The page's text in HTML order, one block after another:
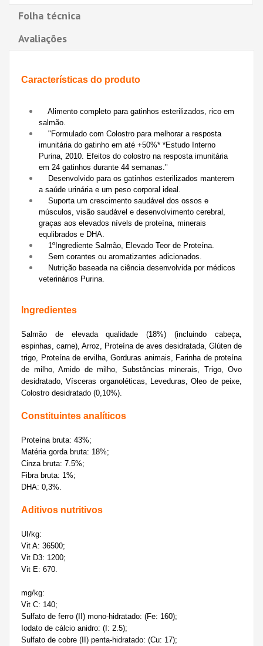
Folha técnica
Avaliações
Características do produto
Alimento completo para gatinhos esterilizados, rico em
salmão.
"Formulado com Colostro para melhorar a resposta
imunitária do gatinho em até +50%* *Estudo Interno
Purina, 2010. Efeitos do colostro na resposta imunitária
em 24 gatinhos durante 44 semanas."
Desenvolvido para os gatinhos esterilizados manterem
a saúde urinária e um peso corporal ideal.
Suporta um crescimento saudável dos ossos e
músculos, visão saudável e desenvolvimento cerebral,
graças aos elevados nívels de proteína, minerais
equlibrados e DHA.
1ºIngrediente Salmão, Elevado Teor de Proteína.
Sem corantes ou aromatizantes adicionados.
Nutrição baseada na ciência desenvolvida por médicos
veterinários Purina.
Ingredientes
Salmão de elevada qualidade (18%) (incluindo cabeça,
espinhas, carne), Arroz, Proteína de aves desidratada, Glúten de
trigo, Proteína de ervilha, Gorduras animais, Farinha de proteína
de milho, Amido de milho, Substâncias minerais, Trigo, Ovo
desidratado, Vísceras organoléticas, Leveduras, Oleo de peixe,
Colostro desidratado (0,10%).
Constituintes analíticos
Proteína bruta: 43%;
Matéria gorda bruta: 18%;
Cinza bruta: 7.5%;
Fibra bruta: 1%;
DHA: 0,3%.
Aditivos nutritivos
UI/kg:
Vit A: 36500;
Vit D3: 1200;
Vit E: 670.
mg/kg:
Vit C: 140;
Sulfato de ferro (II) mono-hidratado: (Fe: 160);
Iodato de cálcio anidro: (I: 2.5);
Sulfato de cobre (II) penta-hidratado: (Cu: 17);